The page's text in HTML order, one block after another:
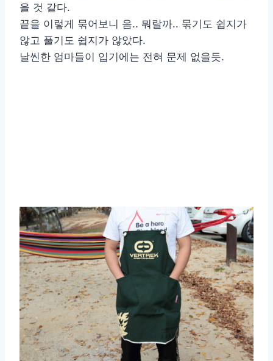
을 것 같다.
끝을 이렇게 묶어보니 음.. 뭐랄까.. 묶기도 쉽지가
않고 풀기도 쉽지가 않았다.
날씬한 엄마들이 입기에는 전혀 문제 없을듯.